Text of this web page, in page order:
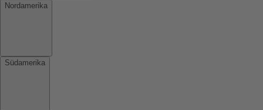
Nordamerika
Südamerika